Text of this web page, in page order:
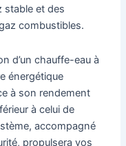
stable et des
combustibles.
d’un chauffe-eau à
énergétique
à son rendement
à celui de
accompagné
propulsera vos